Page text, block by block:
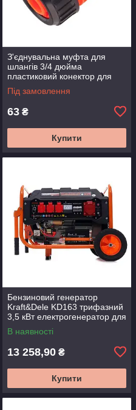
З'єднувальна муфта для
шлангів 3/4 дюйма
пластиковий конектор для
поливального шланга
Під замовлення
63 ₴
Купити
Бензиновий генератор
Kraft&Dele KD163 трифазний
3,5 кВт електрогенератор для
резервного живлення
В наявності
13 258,90 ₴
Купити